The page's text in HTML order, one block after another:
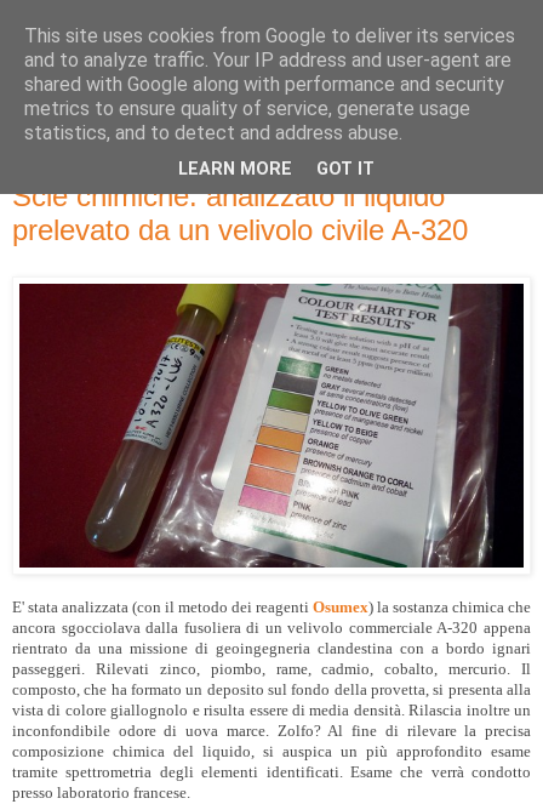
Scie chimiche: analizzato il liquido
prelevato da un velivolo civile A-320
E' stata analizzata (con il metodo dei reagenti Osumex) la sostanza chimica che
ancora sgocciolava dalla fusoliera di un velivolo commerciale A-320 appena
rientrato da una missione di geoingegneria clandestina con a bordo ignari
passeggeri. Rilevati zinco, piombo, rame, cadmio, cobalto, mercurio. Il
composto, che ha formato un deposito sul fondo della provetta, si presenta alla
vista di colore giallognolo e risulta essere di media densità. Rilascia inoltre un
inconfondibile odore di uova marce. Zolfo? Al fine di rilevare la precisa
composizione chimica del liquido, si auspica un più approfondito esame
tramite spettrometria degli elementi identificati. Esame che verrà condotto
presso laboratorio francese.
This site uses cookies from Google to deliver its services
and to analyze traffic. Your IP address and user-agent are
shared with Google along with performance and security
metrics to ensure quality of service, generate usage
statistics, and to detect and address abuse.
LEARN MORE GOT IT